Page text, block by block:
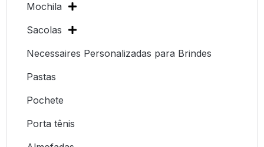
Mochila
Sacolas
Necessaires Personalizadas para Brindes
Pastas
Pochete
Porta tênis